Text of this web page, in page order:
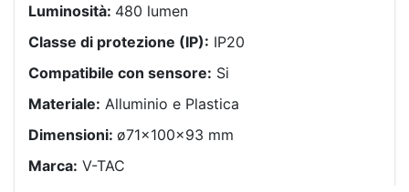
Luminosità: 480 lumen
Classe di protezione (IP): IP20
Compatibile con sensore: Si
Materiale: Alluminio e Plastica
Dimensioni: ø71x100x93 mm
Marca: V-TAC